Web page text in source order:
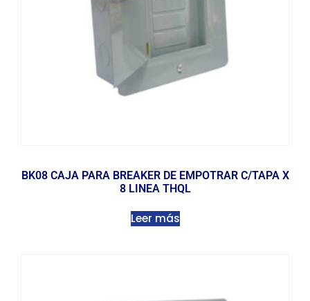
BK08 CAJA PARA BREAKER DE EMPOTRAR C/TAPA X
8 LINEA THQL
Leer más